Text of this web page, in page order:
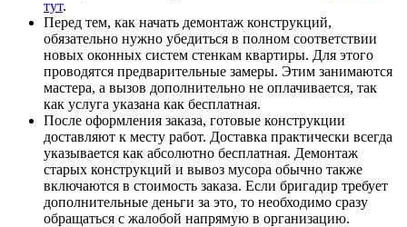
тут.
Перед тем, как начать демонтаж конструкций,
обязательно нужно убедиться в полном соответствии
новых оконных систем стенкам квартиры. Для этого
проводятся предварительные замеры. Этим занимаются
мастера, а вызов дополнительно не оплачивается, так
как услуга указана как бесплатная.
После оформления заказа, готовые конструкции
доставляют к месту работ. Доставка практически всегда
указывается как абсолютно бесплатная. Демонтаж
старых конструкций и вывоз мусора обычно также
включаются в стоимость заказа. Если бригадир требует
дополнительные деньги за это, то необходимо сразу
обращаться с жалобой напрямую в организацию.